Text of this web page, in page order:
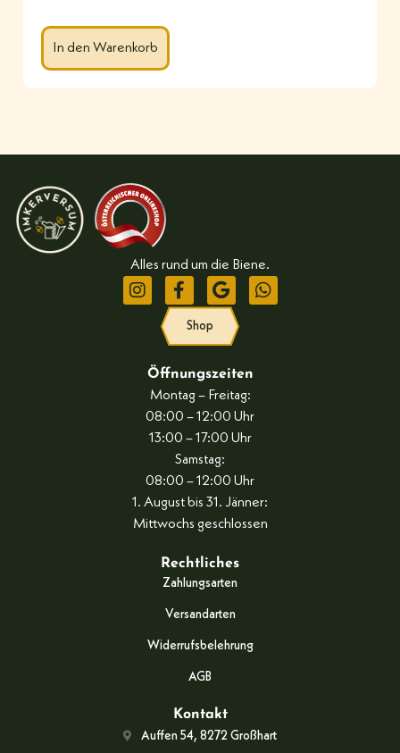
In den Warenkorb
Alles rund um die Biene.
Shop
Öffnungszeiten
Montag – Freitag:
08:00 – 12:00 Uhr
13:00 – 17:00 Uhr
Samstag:
08:00 – 12:00 Uhr
1. August bis 31. Jänner:
Mittwochs geschlossen
Rechtliches
Zahlungsarten
Versandarten
Widerrufsbelehrung
AGB
Kontakt
Auffen 54, 8272 Großhart